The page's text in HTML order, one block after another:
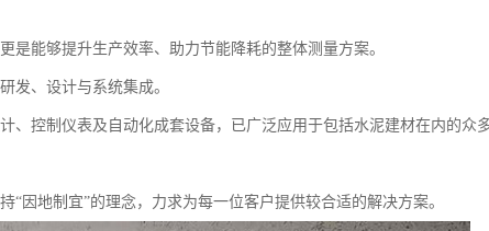
能够提升生产效率、助力节能降耗的整体测量方案。
发、设计与系统集成。
、控制仪表及自动化成套设备，已广泛应用于包括水泥建材在内的众
因地制宜”的理念，力求为每一位客户提供较合适的解决方案。